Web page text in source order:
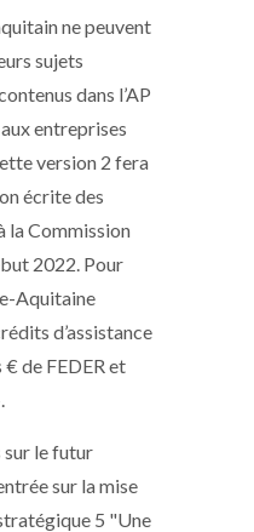
ne peuvent
sujets
dans l’AP
entreprises
version 2 fera
écrite des
la Commission
2022. Pour
Aquitaine
d’assistance
de FEDER et
sur le futur
sur la mise
5 "Une